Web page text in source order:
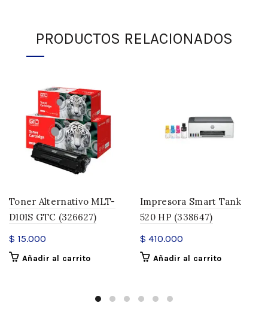
PRODUCTOS RELACIONADOS
Toner Alternativo MLT-
D101S GTC (326627)
$ 15.000
Añadir al carrito
Impresora Smart Tank
520 HP (338647)
$ 410.000
Añadir al carrito